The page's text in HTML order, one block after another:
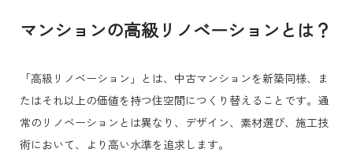
マンションの高級リノベーションとは？
「高級リノベーション」とは、中古マンションを新築同様、ま
たはそれ以上の価値を持つ住空間につくり替えることです。通
常のリノベーションとは異なり、デザイン、素材選び、施工技
術において、より高い水準を追求します。